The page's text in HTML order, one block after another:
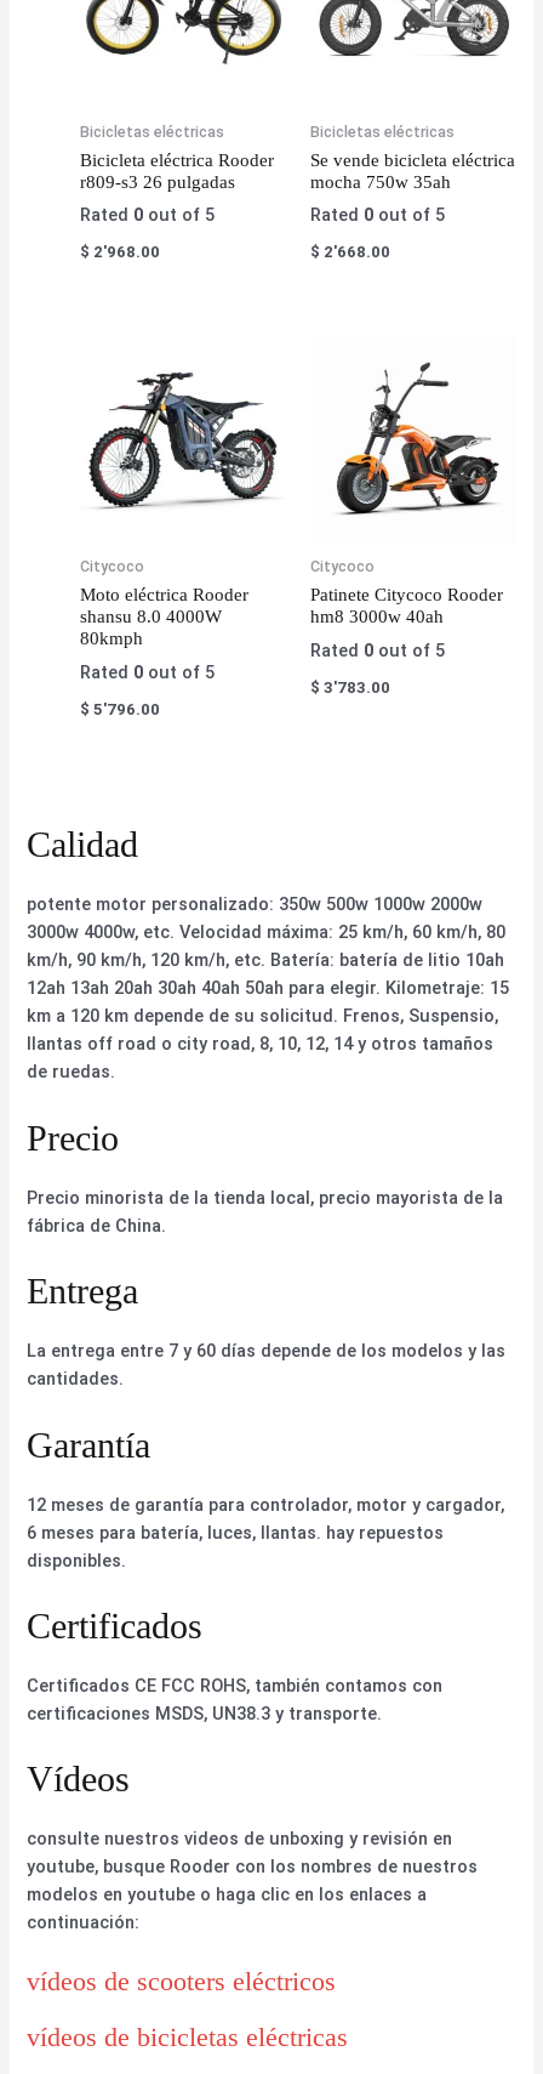
Bicicletas eléctricas
Bicicleta eléctrica Rooder
r809-s3 26 pulgadas
Rated 0 out of 5
$ 2'968.00
Bicicletas eléctricas
Se vende bicicleta eléctrica
mocha 750w 35ah
Rated 0out of 5
$ 2'668.00
Citycoco
Moto eléctrica Rooder
shansu 8.0 4000W
80kmph
Rated 0 out of 5
$ 5'796.00
Citycoco
Patinete Citycoco Rooder
hm8 3000w 40ah
Rated 0out of 5
$ 3'783.00
Calidad
potente motor personalizado: 350w 500w 1000w 2000w
3000w 4000w, etc. Velocidad máxima: 25 km/h, 60 km/h, 80
km/h, 90 km/h, 120 km/h, etc. Batería: batería de litio 10ah
12ah 13ah 20ah 30ah 40ah 50ah para elegir. Kilometraje: 15
km a 120 km depende de su solicitud. Frenos, Suspensio,
llantas off road o city road, 8, 10, 12, 14 y otros tamaños
de ruedas.
Precio
Precio minorista de la tienda local, precio mayorista de la
fábrica de China.
Entrega
La entrega entre 7 y 60 días depende de los modelos y las
cantidades.
Garantía
12 meses de garantía para controlador, motor y cargador,
6 meses para batería, luces, llantas. hay repuestos
disponibles.
Certificados
Certificados CE FCC ROHS, también contamos con
certificaciones MSDS, UN38.3 y transporte.
Vídeos
consulte nuestros videos de unboxing y revisión en
youtube, busque Rooder con los nombres de nuestros
modelos en youtube o haga clic en los enlaces a
continuación:
vídeos de scooters eléctricos
vídeos de bicicletas eléctricas